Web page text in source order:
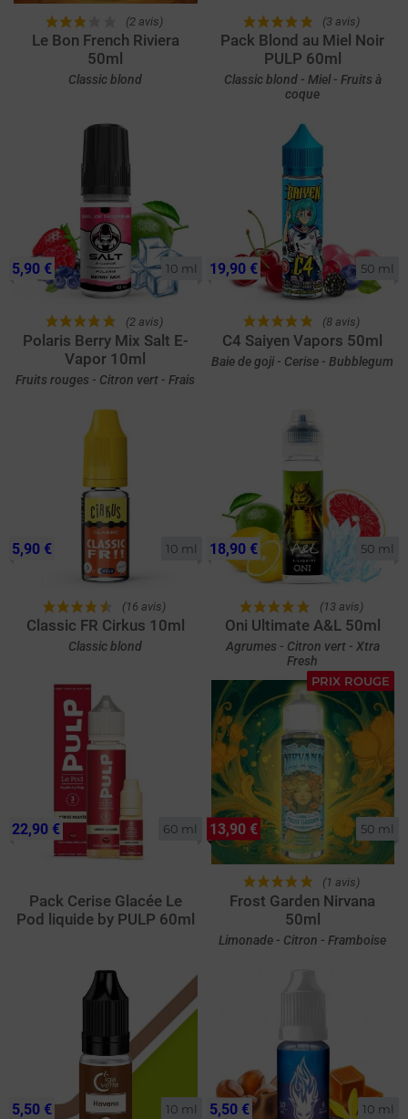
(2 avis)
Le Bon French Riviera
50ml
Classic blond
(3 avis)
Pack Blond au Miel Noir
PULP 60ml
Classic blond - Miel - Fruits à
coque
10 ml
(2 avis)
Polaris Berry Mix Salt E-
Vapor 10ml
Fruits rouges - Citron vert - Frais
5,90 € 50 ml
(8 avis)
C4 Saiyen Vapors 50ml
Baie de goji - Cerise - Bubblegum
19,90 €
10 ml
(16 avis)
Classic FR Cirkus 10ml
Classic blond
5,90 € 50 ml
(13 avis)
Oni Ultimate A&L 50ml
Agrumes - Citron vert - Xtra
Fresh
18,90 €
60 ml
Pack Cerise Glacée Le
Pod liquide by PULP 60ml
22,90 €
PRIX ROUGE
50 ml
(1 avis)
Frost Garden Nirvana
50ml
Limonade - Citron - Framboise
13,90 €
10 ml
5,50 € 10 ml
5,50 €